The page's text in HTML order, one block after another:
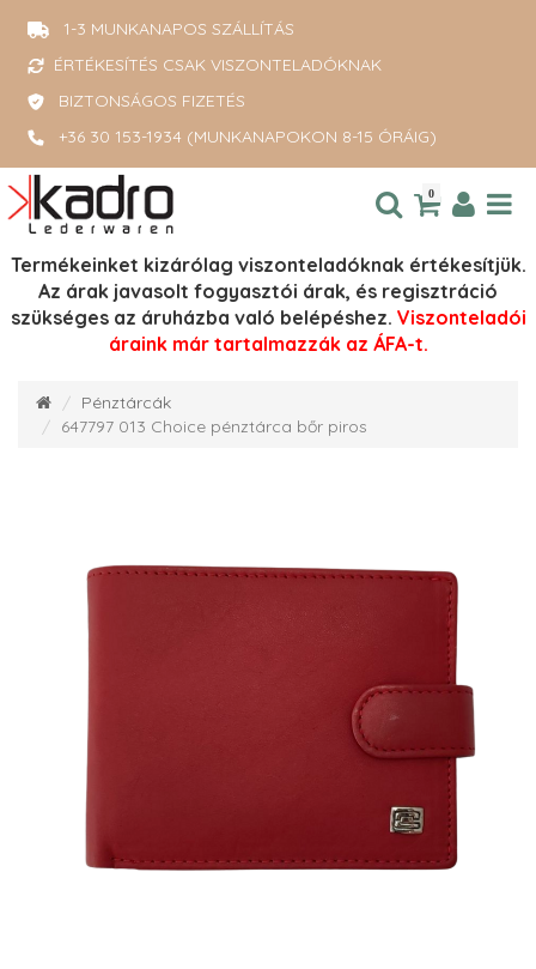
1-3 MUNKANAPOS SZÁLLÍTÁS
ÉRTÉKESÍTÉS CSAK VISZONTELADÓKNAK
BIZTONSÁGOS FIZETÉS
+36 30 153-1934 (MUNKANAPOKON 8-15 ÓRÁIG)
0
Termékeinket kizárólag viszonteladóknak értékesítjük.
Az árak javasolt fogyasztói árak, és regisztráció
szükséges az áruházba való belépéshez. Viszonteladói
áraink már tartalmazzák az ÁFA-t.
Pénztárcák
647797 013 Choice pénztárca bőr piros